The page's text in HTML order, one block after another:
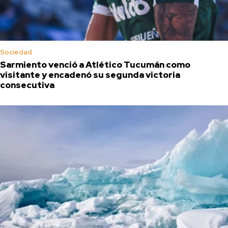
Sociedad
Sarmiento venció a Atlético Tucumán como
visitante y encadenó su segunda victoria
consecutiva